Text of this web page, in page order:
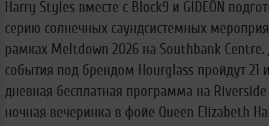
Harry Styles вместе с Block9 и GIDEÖN
серию солнечных саундсистемных
рамках Meltdown 2026 на Southbank Centre.
события под брендом Hourglass пройдут 21
дневная бесплатная программа на
ночная вечеринка в фойе Queen Elizabeth